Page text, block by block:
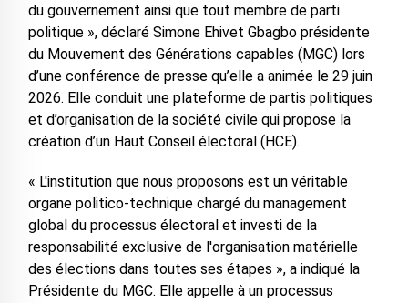
du gouvernement ainsi que tout membre de parti
politique », déclaré Simone Ehivet Gbagbo présidente
du Mouvement des Générations capables (MGC) lors
d’une conférence de presse qu’elle a animée le 29 juin
2026. Elle conduit une plateforme de partis politiques
et d’organisation de la société civile qui propose la
création d’un Haut Conseil électoral (HCE).
« L'institution que nous proposons est un véritable
organe politico-technique chargé du management
global du processus électoral et investi de la
responsabilité exclusive de l'organisation matérielle
des élections dans toutes ses étapes », a indiqué la
Présidente du MGC. Elle appelle à un processus